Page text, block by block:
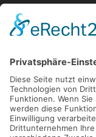
ABONNIEREN